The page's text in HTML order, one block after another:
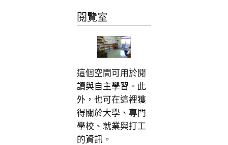
閱覽室
這個空間可用於閱
讀與自主學習。此
外，也可在這裡獲
得關於大學、專門
學校、就業與打工
的資訊。